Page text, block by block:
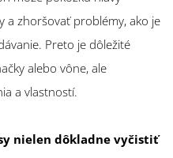
a zhoršovať problémy, ako je
Preto je dôležité
alebo vône, ale
a vlastností.
nielen dôkladne vyčistiť